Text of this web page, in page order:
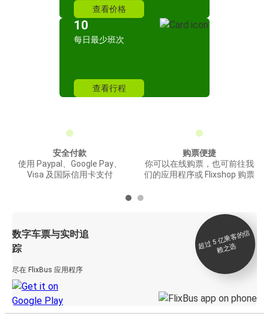
查看价格
10
每日最少班次
查看行程
安全付款
使用 Paypal、Google Pay、
Visa 及国际信用卡支付
购票便捷
你可以在线购票，也可前往我
们的应用程序或 Flixshop 购票
数字车票与实时追
踪
尽在 FlixBus 应用程序
超
过 5
亿
乘
客
的
信
赖
之
选